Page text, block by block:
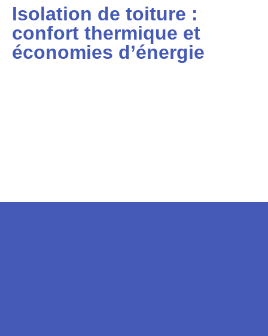
Isolation de toiture :
confort thermique et
économies d’énergie